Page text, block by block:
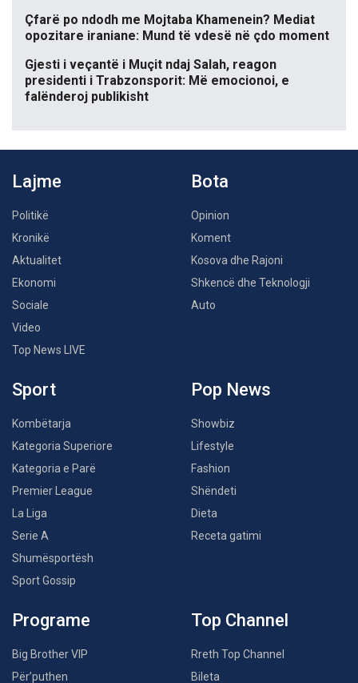
Çfarë po ndodh me Mojtaba Khamenein? Mediat
opozitare iraniane: Mund të vdesë në çdo moment
Gjesti i veçantë i Muçit ndaj Salah, reagon
presidenti i Trabzonsporit: Më emocionoi, e
falënderoj publikisht
Lajme
Politikë
Kronikë
Aktualitet
Ekonomi
Sociale
Video
Top News LIVE
Bota
Opinion
Koment
Kosova dhe Rajoni
Shkencë dhe Teknologji
Auto
Sport
Kombëtarja
Kategoria Superiore
Kategoria e Parë
Premier League
La Liga
Serie A
Shumësportësh
Sport Gossip
Pop News
Showbiz
Lifestyle
Fashion
Shëndeti
Dieta
Receta gatimi
Programe
Big Brother VIP
Për’puthen
Top Channel
Rreth Top Channel
Bileta